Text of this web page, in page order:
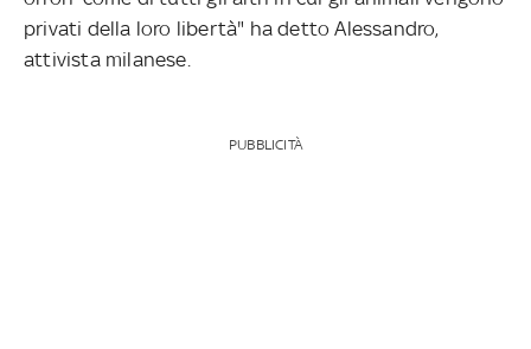
privati della loro libertà" ha detto Alessandro,
attivista milanese.
PUBBLICITÀ